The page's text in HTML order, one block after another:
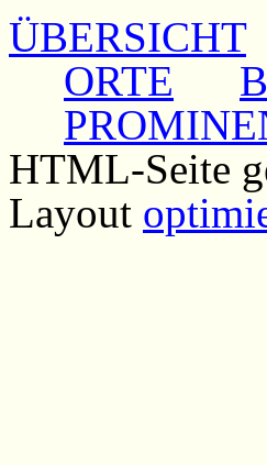
ÜBERSICHT
ORTE
HTML-Seite
Layout